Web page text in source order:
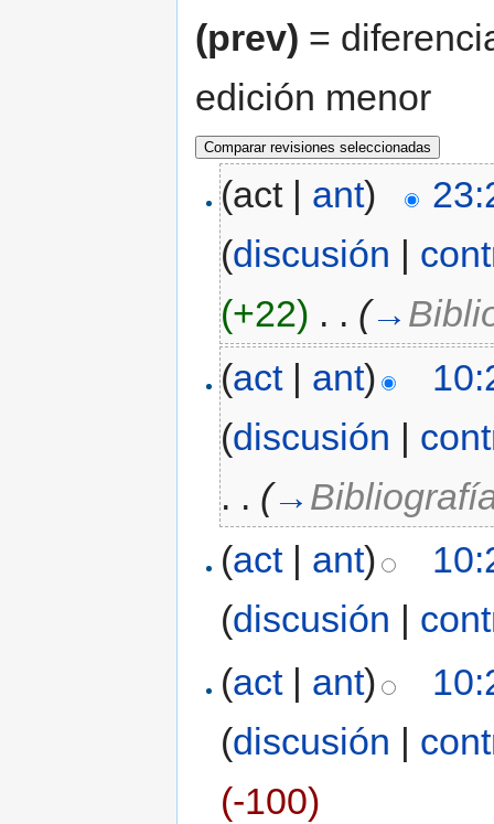
(prev) =
edición menor
(act | ant)
(discusión |
(+22) . . (→
(act| ant)
(discusión |
. . (→
(act| ant)
(discusión |
(act| ant)
(discusión |
(-100)